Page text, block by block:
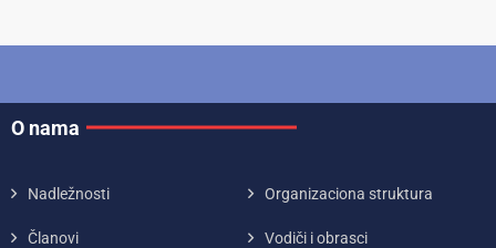
O nama
Nadležnosti Organizaciona struktura
Članovi Vodiči i obrasci